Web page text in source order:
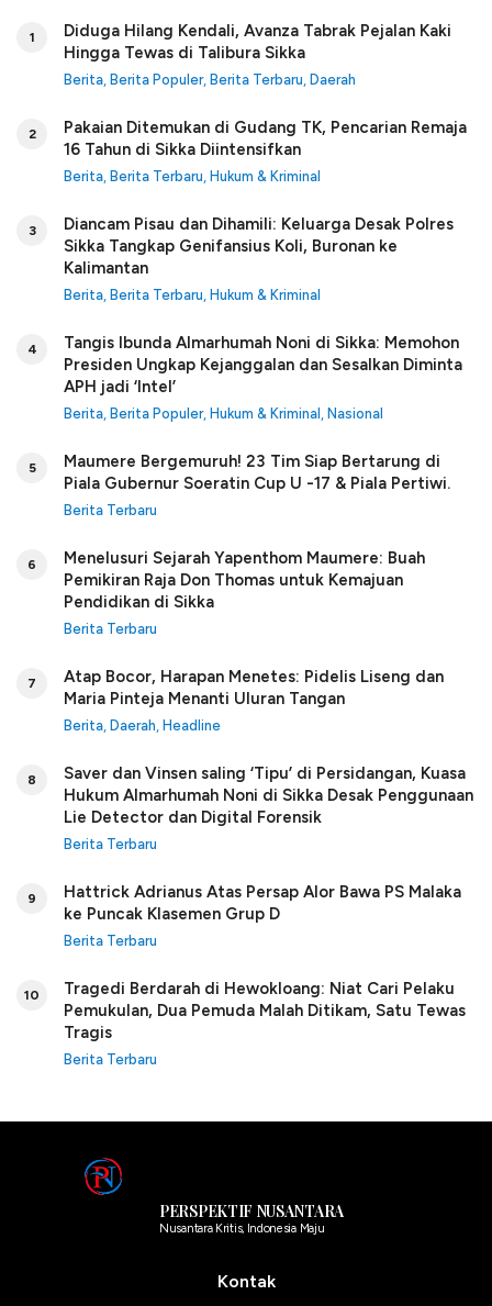
1
Diduga Hilang Kendali, Avanza Tabrak Pejalan Kaki
Hingga Tewas di Talibura Sikka
Berita, Berita Populer, Berita Terbaru, Daerah
2
Pakaian Ditemukan di Gudang TK, Pencarian Remaja
16 Tahun di Sikka Diintensifkan
Berita, Berita Terbaru, Hukum & Kriminal
3
Diancam Pisau dan Dihamili: Keluarga Desak Polres
Sikka Tangkap Genifansius Koli, Buronan ke
Kalimantan
Berita, Berita Terbaru, Hukum & Kriminal
4
Tangis Ibunda Almarhumah Noni di Sikka: Memohon
Presiden Ungkap Kejanggalan dan Sesalkan Diminta
APH jadi ‘Intel’
Berita, Berita Populer, Hukum & Kriminal , Nasional
5
Maumere Bergemuruh! 23 Tim Siap Bertarung di
Piala Gubernur Soeratin Cup U -17 & Piala Pertiwi.
Berita Terbaru
6
Menelusuri Sejarah Yapenthom Maumere: Buah
Pemikiran Raja Don Thomas untuk Kemajuan
Pendidikan di Sikka
Berita Terbaru
7
Atap Bocor, Harapan Menetes: Pidelis Liseng dan
Maria Pinteja Menanti Uluran Tangan
Berita, Daerah, Headline
8
Saver dan Vinsen saling ‘Tipu’ di Persidangan, Kuasa
Hukum Almarhumah Noni di Sikka Desak Penggunaan
Lie Detector dan Digital Forensik
Berita Terbaru
9
Hattrick Adrianus Atas Persap Alor Bawa PS Malaka
ke Puncak Klasemen Grup D
Berita Terbaru
10
Tragedi Berdarah di Hewokloang: Niat Cari Pelaku
Pemukulan, Dua Pemuda Malah Ditikam, Satu Tewas
Tragis
Berita Terbaru
PERSPEKTIF NUSANTARA
Nusantara Kritis, Indonesia Maju
Kontak